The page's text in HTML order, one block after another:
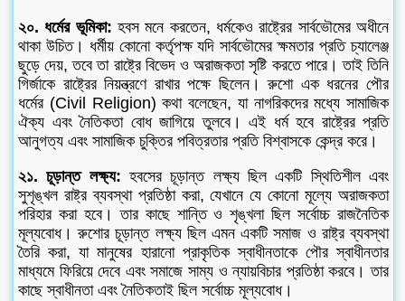
২০. ধর্মের ভূমিকা: হবস মনে করতেন, ধর্মকেও রাষ্ট্রের সার্বভৌমের অধীনে
থাকা উচিত। ধর্মীয় কোনো কর্তৃপক্ষ যদি সার্বভৌমের ক্ষমতার প্রতি চ্যালেঞ্জ
ছুড়ে দেয়, তবে তা রাষ্ট্রে বিভেদ ও অরাজকতা সৃষ্টি করতে পারে। তাই তিনি
গির্জাকে রাষ্ট্রের নিয়ন্ত্রণে রাখার পক্ষে ছিলেন। রুশো এক ধরনের পৌর
ধর্মের (Civil Religion) কথা বলেছেন, যা নাগরিকদের মধ্যে সামাজিক
ঐক্য এবং নৈতিকতা বোধ জাগিয়ে তুলবে। এই ধর্ম হবে রাষ্ট্রের প্রতি
আনুগত্য এবং সামাজিক চুক্তির পবিত্রতার প্রতি বিশ্বাসকে কেন্দ্র করে।
২১. চূড়ান্ত লক্ষ্য: হবসের চূড়ান্ত লক্ষ্য ছিল একটি স্থিতিশীল এবং
সুশৃঙ্খল রাষ্ট্র ব্যবস্থা প্রতিষ্ঠা করা, যেখানে যে কোনো মূল্যে অরাজকতা
পরিহার করা হবে। তার কাছে শান্তি ও শৃঙ্খলা ছিল সর্বোচ্চ রাজনৈতিক
মূল্যবোধ। রুশোর চূড়ান্ত লক্ষ্য ছিল এমন একটি সমাজ ও রাষ্ট্র ব্যবস্থা
তৈরি করা, যা মানুষের হারানো প্রাকৃতিক স্বাধীনতাকে পৌর স্বাধীনতার
মাধ্যমে ফিরিয়ে দেবে এবং সমাজে সাম্য ও ন্যায়বিচার প্রতিষ্ঠা করবে। তার
কাছে স্বাধীনতা এবং নৈতিকতাই ছিল সর্বোচ্চ মূল্যবোধ।